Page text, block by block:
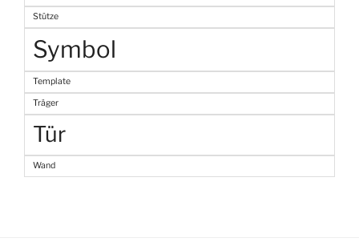
Stütze
Symbol
Template
Träger
Tür
Wand